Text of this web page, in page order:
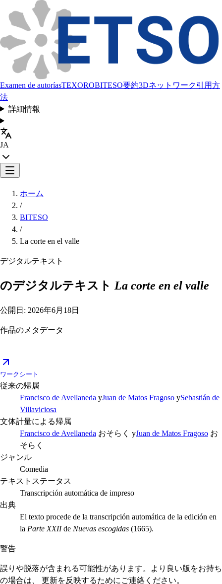
Examen de autoríasTEXOROBITESO要約3Dネットワーク引用方
法
詳細情報
JA
ホーム
/
BITESO
/
La corte en el valle
デジタルテキスト
のデジタルテキスト La corte en el valle
公開日: 2026年6月18日
作品のメタデータ
ワークシート
従来の帰属
Francisco de Avellaneda yJuan de Matos Fragoso ySebastián de
Villaviciosa
文体計量による帰属
Francisco de Avellaneda おそらく yJuan de Matos Fragoso お
そらく
ジャンル
Comedia
テキストステータス
Transcripción automática de impreso
出典
El texto procede de la transcripción automática de la edición en
la Parte XXIIde Nuevas escogidas (1665).
警告
誤りや脱落が含まれる可能性があります。より良い版をお持ち
の場合は、 更新を反映するためにご連絡ください。